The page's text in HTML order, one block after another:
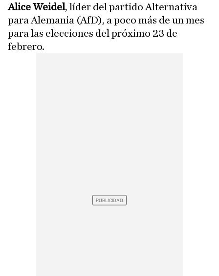
Alice Weidel, líder del partido Alternativa
para Alemania (AfD), a poco más de un mes
para las elecciones del próximo 23 de
febrero.